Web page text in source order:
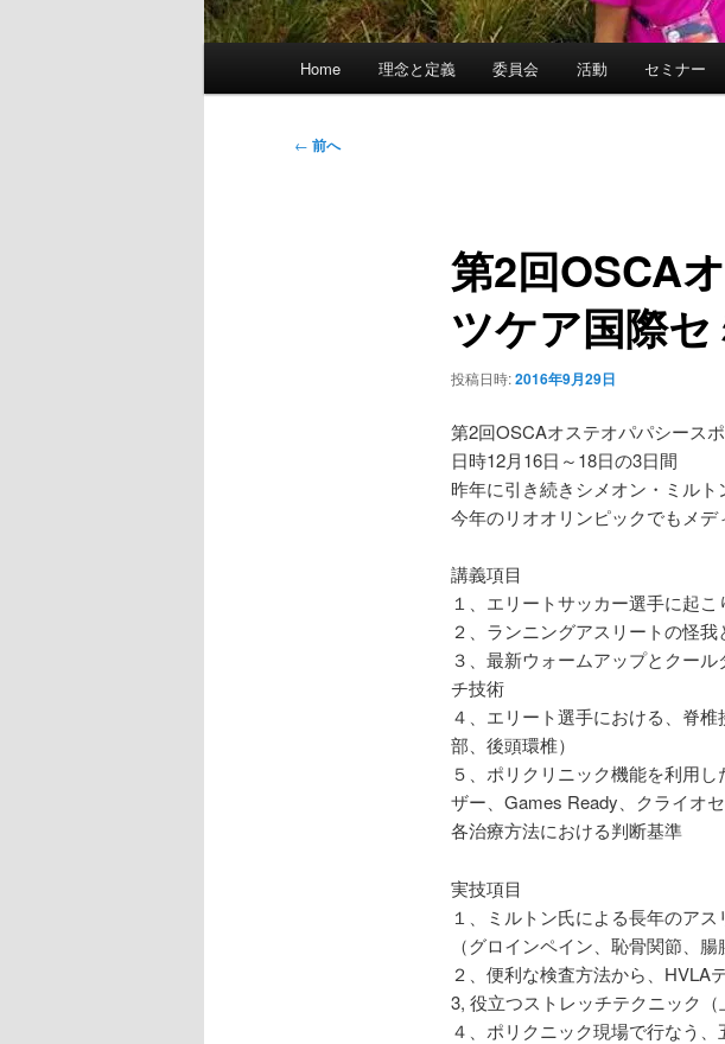
Home 理念と定義 委員会 活動 セミナー
投
← 前へ
第2回OSCA
ツケア国際
投稿日時:2016年9月29日
第2回OSCAオステオパパシース
日時12月16日～18日の3日間
昨年に引き続きシメオン・ミルト
今年のリオオリンピックでもメデ
講義項目
１、エリートサッカー選手に起
２、ランニングアスリートの怪我
３、最新ウォームアップとクー
チ技術
４、エリート選手における、脊
部、後頭環椎）
５、ポリクリニック機能を利用
ザー、Games Ready、クライオ
各治療方法における判断基準
実技項目
１、ミルトン氏による長年のア
（グロインペイン、恥骨関節、腸
２、便利な検査方法から、HVLA
3, 役立つストレッチテクニック（
４、ポリクニック現場で行なう